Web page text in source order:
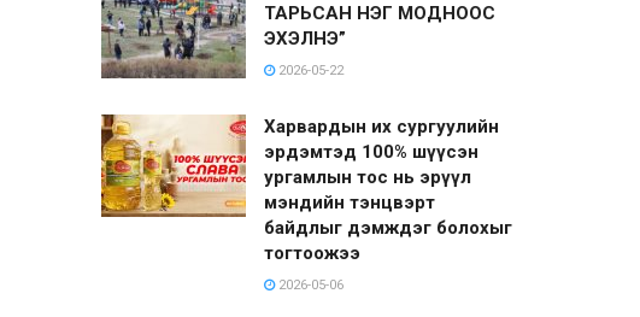
ТАРЬСАН НЭГ МОДНООС
ЭХЭЛНЭ”
2026-05-22
Харвардын их сургуулийн
эрдэмтэд 100% шүүсэн
ургамлын тос нь эрүүл
мэндийн тэнцвэрт
байдлыг дэмждэг болохыг
тогтоожээ
2026-05-06